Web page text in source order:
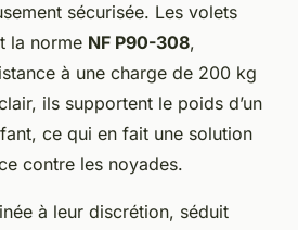
sécurisée. Les volets
la norme NF P90-308,
à une charge de 200 kg
ils supportent le poids d’un
ce qui en fait une solution
contre les noyades.
à leur discrétion, séduit